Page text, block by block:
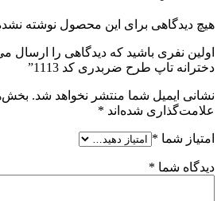
هیچ دیدگاهی برای این محصول نوشته
اولین نفری باشید که دیدگاهی را ارسال
دخترانه تاپ طرح ضربدری کد 1113”
نشانی ایمیل شما منتشر نخواهد شد.
علامت‌گذاری شده‌اند *
امتیاز شما *
دیدگاه شما *